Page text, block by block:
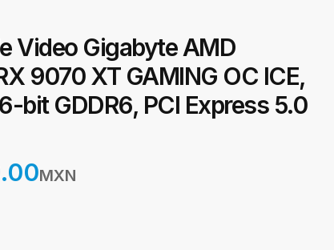
Video Gigabyte AMD
9070 XT GAMING OC ICE,
bit GDDR6, PCI Express 5.0
MXN